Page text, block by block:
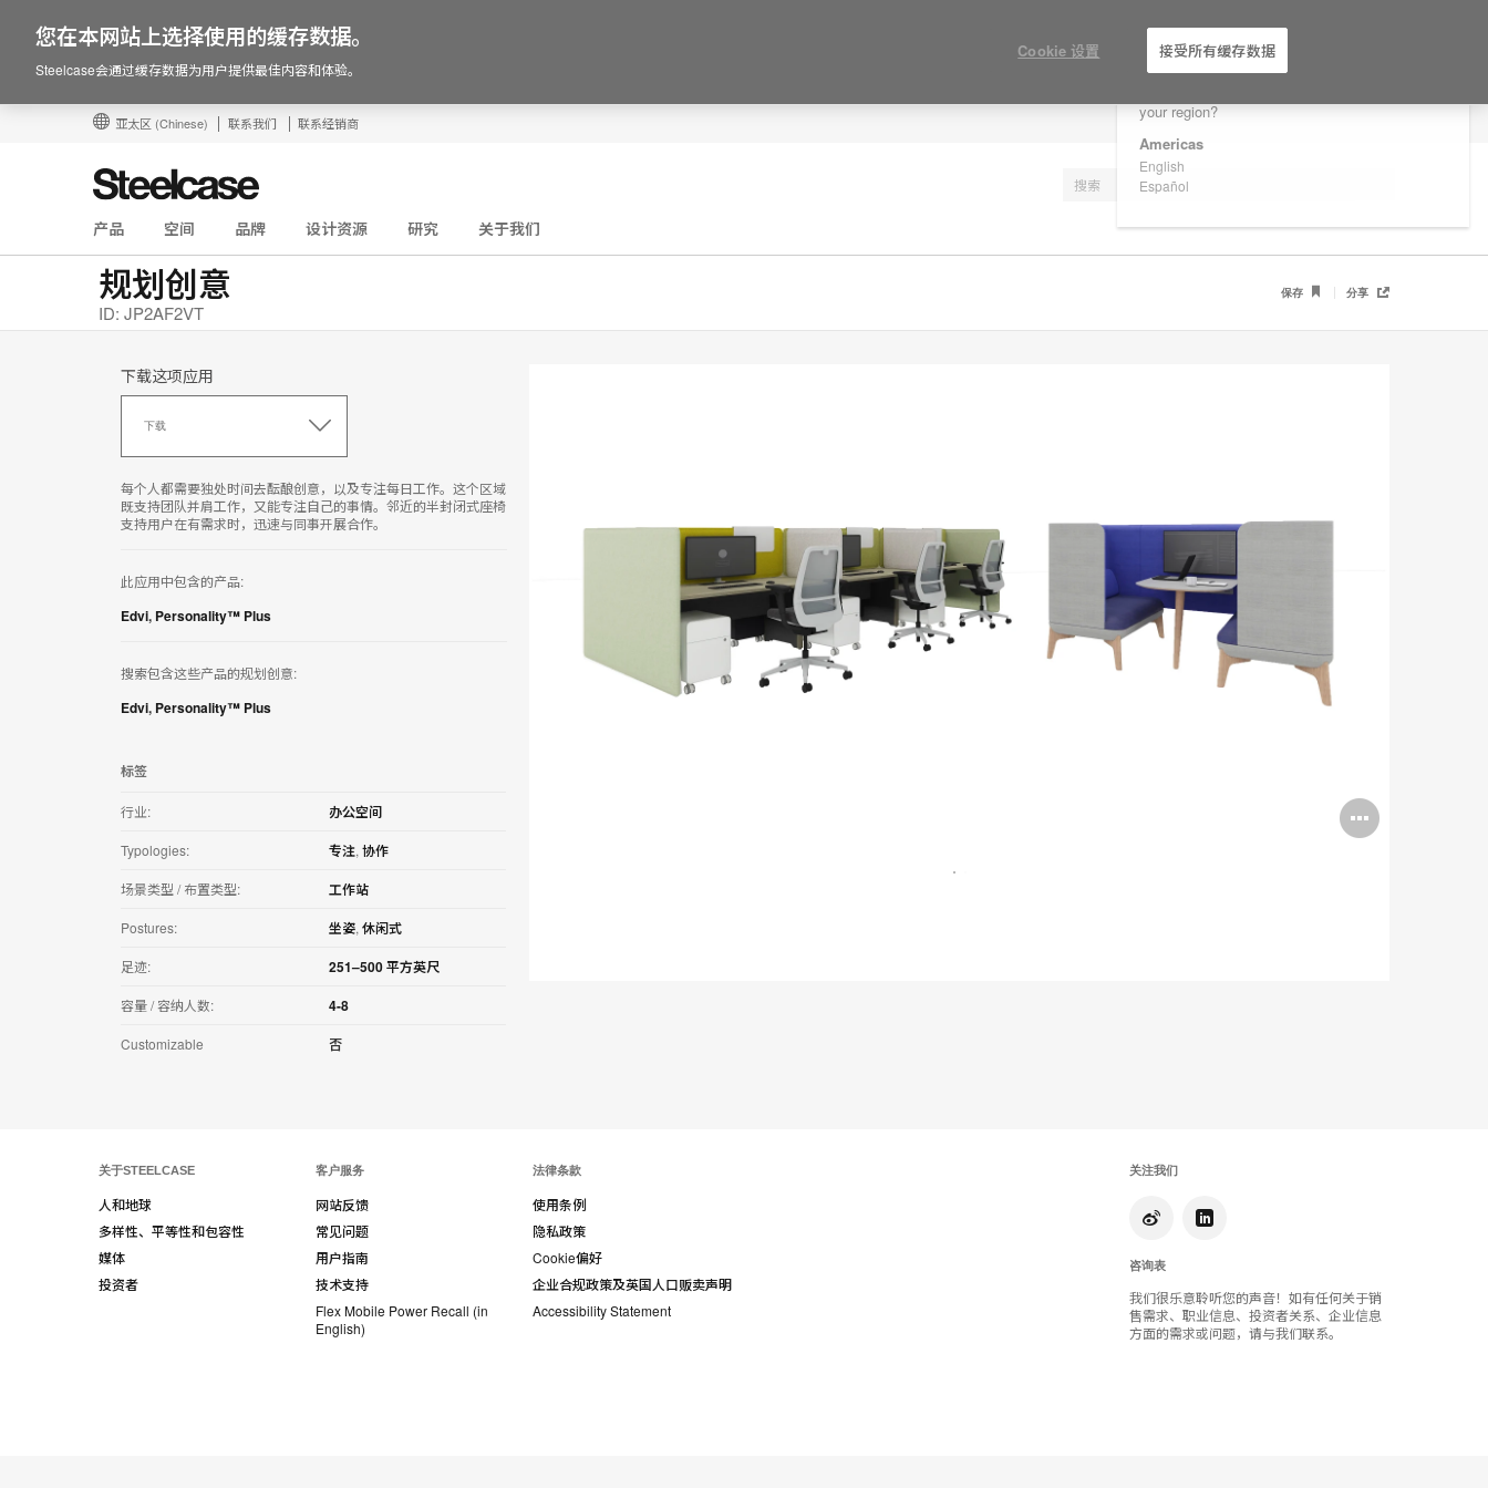
Are you in United States?
your region?
Americas
English
Español
亚太区 (Chinese) 联系我们 联系经销商
产品 空间 品牌 设计资源 研究 关于我们
规划创意
ID: JP2AF2VT
保存 分享
打
下载这项应用
下载
应
用
每个人都需要独处时间去酝酿创意，以及专注每日工作。这个区域
既支持团队并肩工作，又能专注自己的事情。邻近的半封闭式座椅
支持用户在有需求时，迅速与同事开展合作。
此应用中包含的产品:
Edvi, Personality™ Plus
搜索包含这些产品的规划创意:
Edvi, Personality™ Plus
标签
行业: 办公空间
Typologies: 专注, 协作
场景类型 / 布置类型: 工作站
Postures: 坐姿, 休闲式
足迹: 251–500 平方英尺
容量 / 容纳人数: 4-8
Customizable 否
关于STEELCASE
人和地球
多样性、平等性和包容性
媒体
投资者
客户服务
网站反馈
常见问题
用户指南
技术支持
Flex Mobile Power Recall (in
English)
法律条款
使用条例
隐私政策
Cookie偏好
企业合规政策及英国人口贩卖声明
Accessibility Statement
关注我们
咨询表
我们很乐意聆听您的声音！如有任何关于销
售需求、职业信息、投资者关系、企业信息
方面的需求或问题，请与我们联系。
您在本网站上选择使用的缓存数据。
Steelcase会通过缓存数据为用户提供最佳内容和体验。
Cookie 设置 接受所有缓存数据